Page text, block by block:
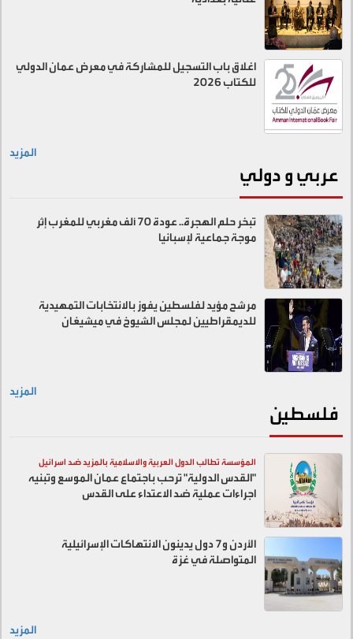
اغلاق باب التسجيل للمشاركة في معرض عمان الدولي
للكتاب 2026
المزيد
عربي و دولي
تبخر حلم الهجرة.. عودة 70 ألف مغربي للمغرب إثر
موجة جماعية لإسبانيا
مرشح مؤيد لفلسطين يفوز بالانتخابات التمهيدية
للديمقراطيين لمجلس الشيوخ في ميشيغان
المزيد
فلسطين
المؤسسة تطالب الدول العربية والاسلامية بالمزيد ضد اسرائيل
"القدس الدولية" ترحب باجتماع عمان الموسع وتبنيه
اجراءات عملية ضد الاعتداء على القدس
الأردن و7 دول يدينون الانتهاكات الإسرائيلية
المتواصلة في غزة
المزيد